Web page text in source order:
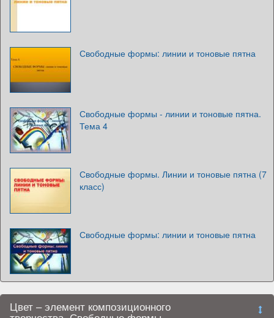
Свободные формы: линии и тоновые пятна
Свободные формы - линии и тоновые пятна.
Тема 4
Свободные формы. Линии и тоновые пятна (7
класс)
Свободные формы: линии и тоновые пятна
Цвет – элемент композиционного